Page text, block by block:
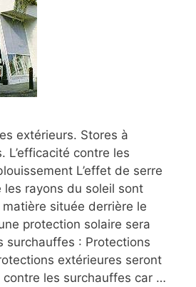
extérieurs. Stores à
L’efficacité contre les
L’effet de serre
les rayons du soleil sont
située derrière le
protection solaire sera
surchauffes : Protections
extérieures seront
les surchauffes car …